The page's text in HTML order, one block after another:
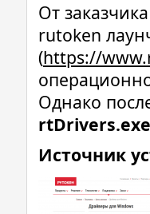
От
rutoken
(https://
Однако
rtDrivers.exe
Источник